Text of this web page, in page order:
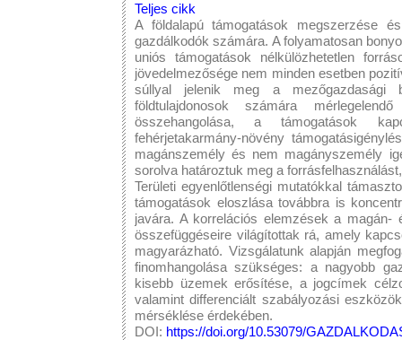
Teljes cikk
A földalapú támogatások megszerzése
gazdálkodók számára. A folyamatosan
uniós támogatások nélkülözhetetlen
jövedelmezősége nem minden esetben
súllyal jelenik meg a mezőgazdasági
földtulajdonosok számára
összehangolása, a támogatások
fehérjetakarmány-növény
magánszemély és nem magányszemély
sorolva határoztuk meg a
Területi egyenlőtlenségi mutatókkal
támogatások eloszlása továbbra is
javára. A korrelációs elemzések a
összefüggéseire világítottak rá, amely
magyarázható. Vizsgálatunk alapján
finomhangolása szükséges: a nagyobb
kisebb üzemek erősítése, a jogcímek
valamint differenciált szabályozási
mérséklése érdekében.
DOI: https://doi.org/10.53079/